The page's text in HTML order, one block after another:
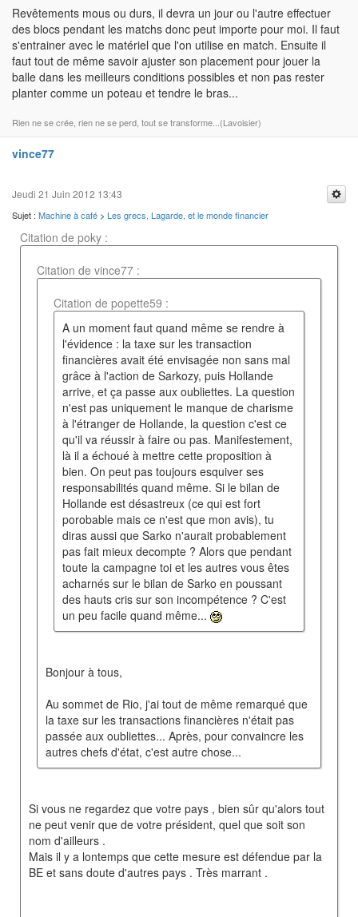
Revêtements mous ou durs, il devra un jour ou l'autre effectuer
des blocs pendant les matchs donc peut importe pour moi. Il faut
s'entrainer avec le matériel que l'on utilise en match. Ensuite il
faut tout de même savoir ajuster son placement pour jouer la
balle dans les meilleurs conditions possibles et non pas rester
planter comme un poteau et tendre le bras...
Rien ne se crée, rien ne se perd, tout se transforme...(Lavoisier)
vince77
Jeudi 21 Juin 2012 13:43
Sujet : Machine à café > Les grecs, Lagarde, et le monde financier
Citation de poky :
Citation de vince77 :
Citation de popette59 :
A un moment faut quand même se rendre à
l'évidence : la taxe sur les transaction
financières avait été envisagée non sans mal
grâce à l'action de Sarkozy, puis Hollande
arrive, et ça passe aux oubliettes. La question
n'est pas uniquement le manque de charisme
à l'étranger de Hollande, la question c'est ce
qu'il va réussir à faire ou pas. Manifestement,
là il a échoué à mettre cette proposition à
bien. On peut pas toujours esquiver ses
responsabilités quand même. Si le bilan de
Hollande est désastreux (ce qui est fort
porobable mais ce n'est que mon avis), tu
diras aussi que Sarko n'aurait probablement
pas fait mieux decompte ? Alors que pendant
toute la campagne toi et les autres vous êtes
acharnés sur le bilan de Sarko en poussant
des hauts cris sur son incompétence ? C'est
un peu facile quand même...
Bonjour à tous,
Au sommet de Rio, j'ai tout de même remarqué que
la taxe sur les transactions financières n'était pas
passée aux oubliettes... Après, pour convaincre les
autres chefs d'état, c'est autre chose...
Si vous ne regardez que votre pays , bien sûr qu'alors tout
ne peut venir que de votre président, quel que soit son
nom d'ailleurs .
Mais il y a lontemps que cette mesure est défendue par la
BE et sans doute d'autres pays . Très marrant .